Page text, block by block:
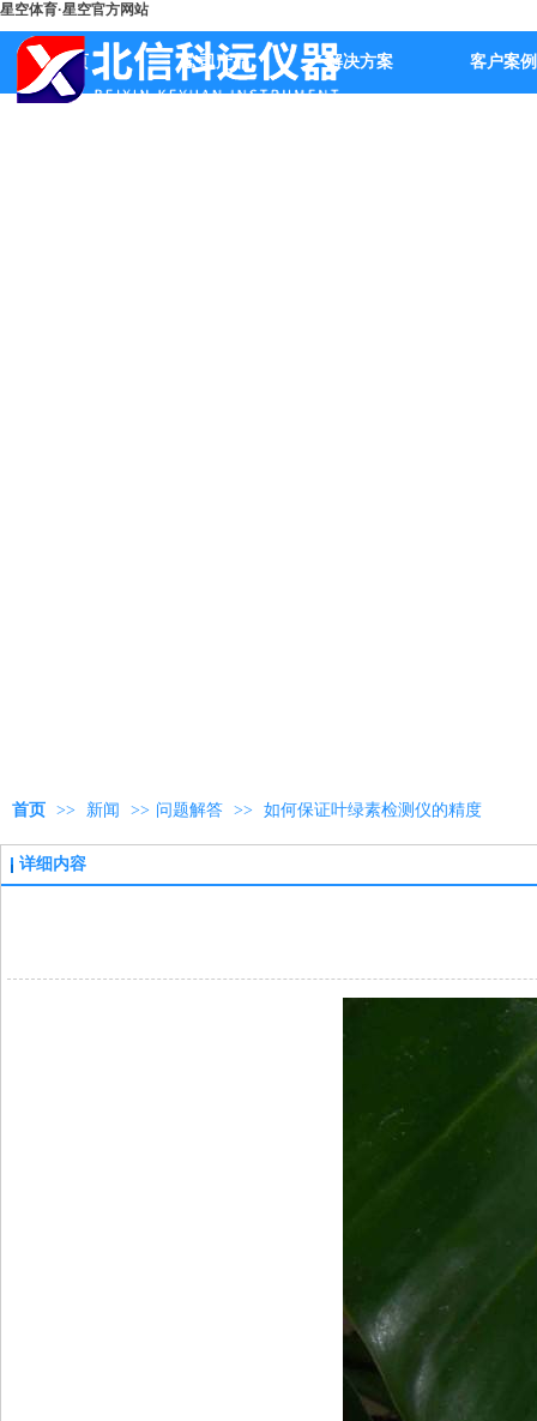
星空体育·星空官方网站
首页 公司产品 解决方案 客户案例
首页 >> 新闻 >> 问题解答 >> 如何保证叶绿素检测仪的精度
详细内容